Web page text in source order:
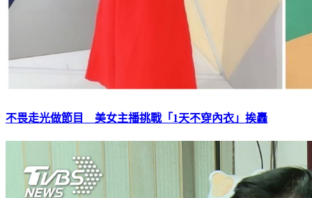
不畏走光做節目 美女主播挑戰「1天不穿內衣」挨轟